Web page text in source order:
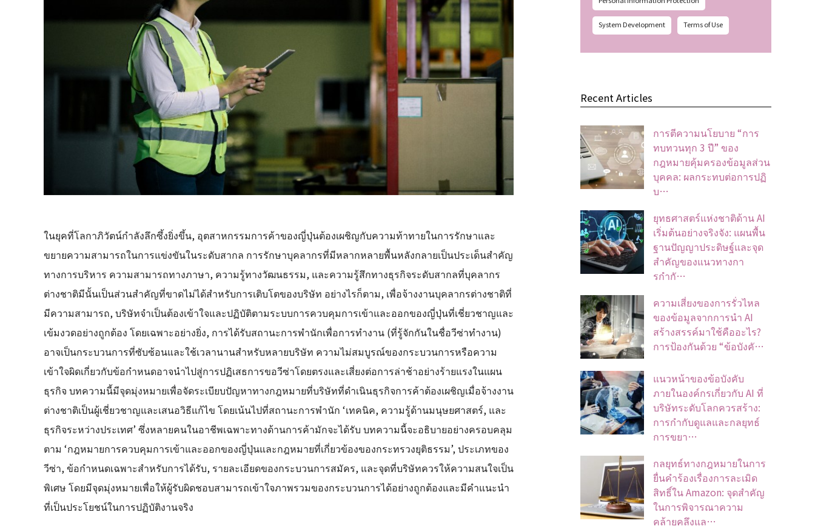
ในยุคที่โลกาภิวัตน์กำลังลึกซึ้งยิ่งขึ้น, อุตสาหกรรมการค้าของญี่ปุ่นต้องเผชิญกับความท้าทายในการรักษาและ
ขยายความสามารถในการแข่งขันในระดับสากล การรักษาบุคลากรที่มีหลากหลายพื้นหลังกลายเป็นประเด็นสำคัญ
ทางการบริหาร ความสามารถทางภาษา, ความรู้ทางวัฒนธรรม, และความรู้สึกทางธุรกิจระดับสากลที่บุคลากร
ต่างชาติมีนั้นเป็นส่วนสำคัญที่ขาดไม่ได้สำหรับการเติบโตของบริษัท อย่างไรก็ตาม, เพื่อจ้างงานบุคลากรต่างชาติที่
มีความสามารถ, บริษัทจำเป็นต้องเข้าใจและปฏิบัติตามระบบการควบคุมการเข้าและออกของญี่ปุ่นที่เชี่ยวชาญและ
เข้มงวดอย่างถูกต้อง โดยเฉพาะอย่างยิ่ง, การได้รับสถานะการพำนักเพื่อการทำงาน (ที่รู้จักกันในชื่อวีซ่าทำงาน)
อาจเป็นกระบวนการที่ซับซ้อนและใช้เวลานานสำหรับหลายบริษัท ความไม่สมบูรณ์ของกระบวนการหรือความ
เข้าใจผิดเกี่ยวกับข้อกำหนดอาจนำไปสู่การปฏิเสธการขอวีซ่าโดยตรงและเสี่ยงต่อการล่าช้าอย่างร้ายแรงในแผน
ธุรกิจ บทความนี้มีจุดมุ่งหมายเพื่อจัดระเบียบปัญหาทางกฎหมายที่บริษัทที่ดำเนินธุรกิจการค้าต้องเผชิญเมื่อจ้างงาน
ต่างชาติเป็นผู้เชี่ยวชาญและเสนอวิธีแก้ไข โดยเน้นไปที่สถานะการพำนัก ‘เทคนิค, ความรู้ด้านมนุษยศาสตร์, และ
ธุรกิจระหว่างประเทศ’ ซึ่งหลายคนในอาชีพเฉพาะทางด้านการค้ามักจะได้รับ บทความนี้จะอธิบายอย่างครอบคลุม
ตาม ‘กฎหมายการควบคุมการเข้าและออกของญี่ปุ่นและกฎหมายที่เกี่ยวข้องของกระทรวงยุติธรรม’, ประเภทของ
วีซ่า, ข้อกำหนดเฉพาะสำหรับการได้รับ, รายละเอียดของกระบวนการสมัคร, และจุดที่บริษัทควรให้ความสนใจเป็น
พิเศษ โดยมีจุดมุ่งหมายเพื่อให้ผู้รับผิดชอบสามารถเข้าใจภาพรวมของกระบวนการได้อย่างถูกต้องและมีคำแนะนำ
ที่เป็นประโยชน์ในการปฏิบัติงานจริง
System Development Terms of Use
Recent Articles
การตีความนโยบาย “การ
ทบทวนทุก 3 ปี” ของ
กฎหมายคุ้มครองข้อมูลส่วน
บุคคล: ผลกระทบต่อการปฏิ
บ…
ยุทธศาสตร์แห่งชาติด้าน AI
เริ่มต้นอย่างจริงจัง: แผนพื้น
ฐานปัญญาประดิษฐ์และจุด
สำคัญของแนวทางกา
รกำกั…
ความเสี่ยงของการรั่วไหล
ของข้อมูลจากการนำ AI
สร้างสรรค์มาใช้คืออะไร?
การป้องกันด้วย “ข้อบังคั…
แนวหน้าของข้อบังคับ
ภายในองค์กรเกี่ยวกับ AI ที่
บริษัทระดับโลกควรสร้าง:
การกำกับดูแลและกลยุทธ์
การขยา…
กลยุทธ์ทางกฎหมายในการ
ยื่นคำร้องเรื่องการละเมิด
สิทธิ์ใน Amazon: จุดสำคัญ
ในการพิจารณาความ
คล้ายคลึงแล…